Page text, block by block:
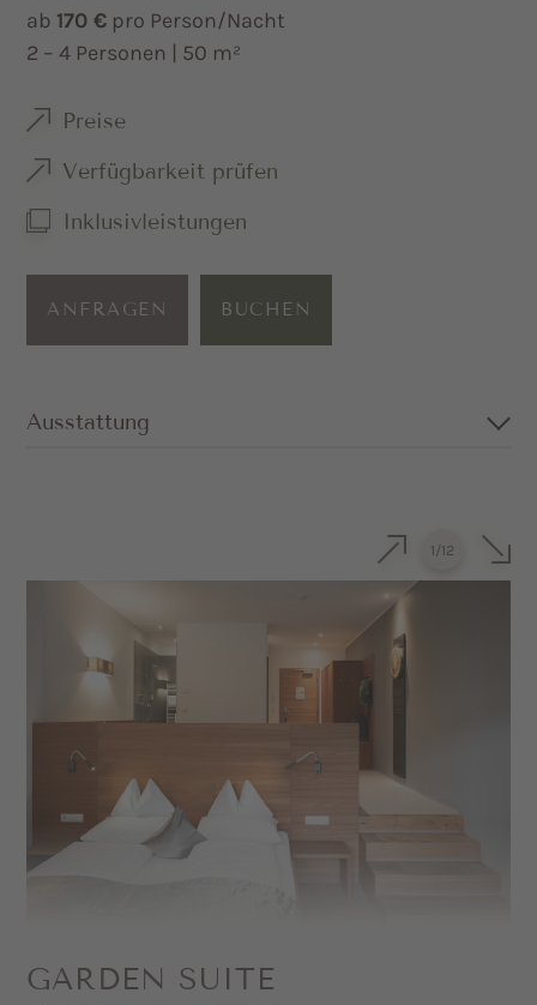
ab 170 € pro Person/Nacht
2 – 4 Personen | 50 m²
Preise
Verfügbarkeit prüfen
Inklusivleistungen
ANFRAGEN BUCHEN
Ausstattung
Schlafmöglichkeit genutzt werden)
Privater Balkon mit Blick nach Süden
Badezimmer mit Dusche, Badewanne,
separatem WC, Föhn und Kosmetikspiegel
Minibar auf Wunsch
1 /12
GARDEN SUITE